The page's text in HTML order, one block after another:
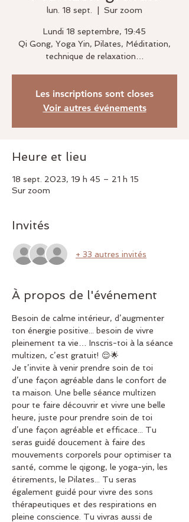
lun. 18 sept. Sur zoom
Lundi 18 septembre, 19:45
Qi Gong, Yoga Yin, Pilates, Méditation,
technique de relaxation…
Les inscriptions sont closes
Voir autres événements
Heure et lieu
18 sept. 2023, 19 h 45 – 21 h 15
Sur zoom
Invités
+ 33 autres invités
À propos de l'événement
Besoin de calme intérieur, d’augmenter
ton énergie positive... besoin de vivre
pleinement ta vie… Inscris-toi à la séance
multizen, c’est gratuit! 😌🌟
Je t’invite à venir prendre soin de toi
d’une façon agréable dans le confort de
ta maison. Une belle séance multizen
pour te faire découvrir et vivre une belle
heure, juste pour prendre soin de toi
d’une façon agréable et efficace... Tu
seras guidé doucement à faire des
mouvements corporels pour optimiser ta
santé, comme le qigong, le yoga-yin, les
étirements, le Pilates... Tu seras
également guidé pour vivre des sons
thérapeutiques et des respirations en
pleine conscience. Tu vivras aussi de